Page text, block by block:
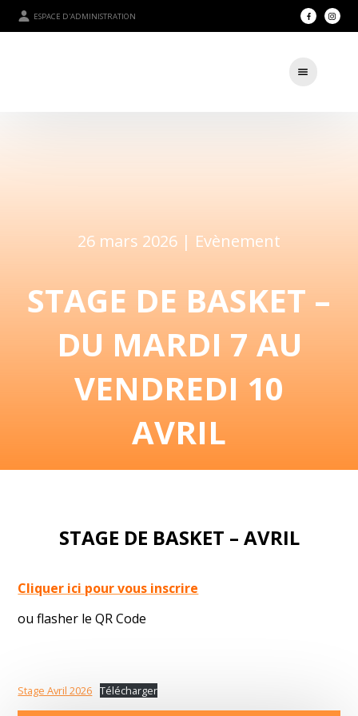
ESPACE D'ADMINISTRATION
26 mars 2026 | Evènement
STAGE DE BASKET –
DU MARDI 7 AU
VENDREDI 10
AVRIL
STAGE DE BASKET – AVRIL
Cliquer ici pour vous inscrire
ou flasher le QR Code
Stage Avril 2026 Télécharger